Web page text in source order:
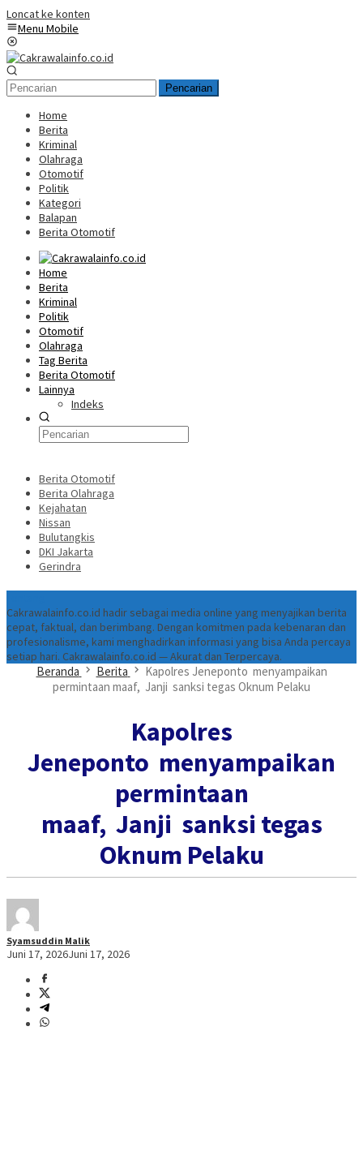
Loncat ke konten
Menu Mobile
Pencarian
Home
Berita
Kriminal
Olahraga
Otomotif
Politik
Kategori
Balapan
Berita Otomotif
Home
Berita
Kriminal
Politik
Otomotif
Olahraga
Tag Berita
Berita Otomotif
Lainnya
Indeks
Berita Otomotif
Berita Olahraga
Kejahatan
Nissan
Bulutangkis
DKI Jakarta
Gerindra
Cakrawalainfo.co.id hadir sebagai media online yang menyajikan berita
cepat, faktual, dan berimbang. Dengan komitmen pada kebenaran dan
profesionalisme, kami menghadirkan informasi yang bisa Anda percaya
setiap hari. Cakrawalainfo.co.id — Akurat dan Terpercaya.
Beranda Berita
Kapolres Jeneponto menyampaikan
permintaan maaf, Janji sanksi tegas Oknum Pelaku
Kapolres
Jeneponto menyampaikan
permintaan
maaf, Janji sanksi tegas
Oknum Pelaku
Syamsuddin Malik
Juni 17, 2026Juni 17, 2026